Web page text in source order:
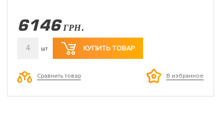
6146 ГРН.
4 шт КУПИТЬ ТОВАР
Сравнить товар В избранное